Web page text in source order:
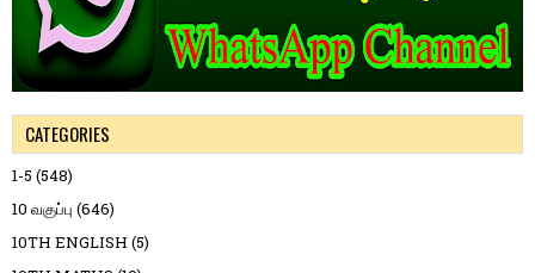
CATEGORIES
1-5 (548)
10 வகுப்பு (646)
10TH ENGLISH (5)